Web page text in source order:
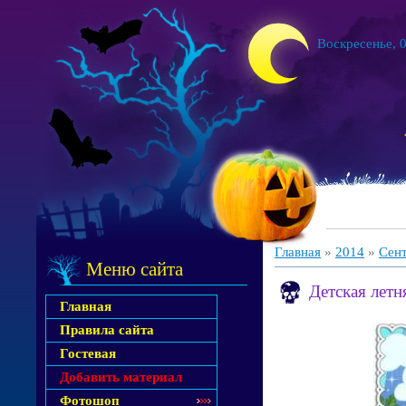
Воскресенье,
Меню сайта
Главная
Правила сайта
Гостевая
Добавить материал
Фотошоп
Главная » 2014 »
Детская